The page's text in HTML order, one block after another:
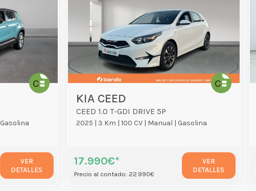
Gasolina
VER
DETALLES
KIA CEED
CEED 1.0 T-GDI DRIVE 5P
2025 | 3 Km | 100 CV | Manual | Gasolina
17.990€*
Precio al contado: 22.990€
VER
DETALLES